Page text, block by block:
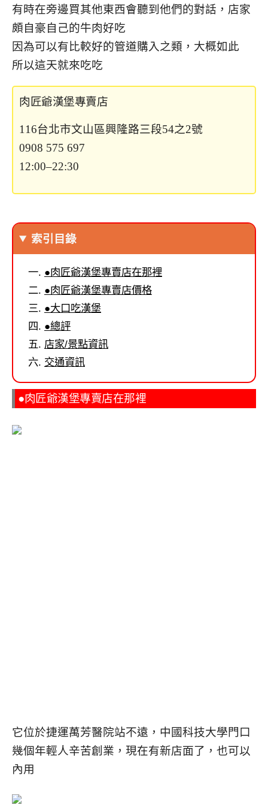
有時在旁邊買其他東西會聽到他們的對話，店家
頗自豪自己的牛肉好吃
因為可以有比較好的管道購入之類，大概如此
所以這天就來吃吃
肉匠爺漢堡專賣店
116台北市文山區興隆路三段54之2號
0908 575 697
12:00–22:30
索引目錄
●肉匠爺漢堡專賣店在那裡
●肉匠爺漢堡專賣店價格
●大口吃漢堡
●總評
店家/景點資訊
交通資訊
●肉匠爺漢堡專賣店在那裡
它位於捷運萬芳醫院站不遠，中國科技大學門口
幾個年輕人辛苦創業，現在有新店面了，也可以
內用